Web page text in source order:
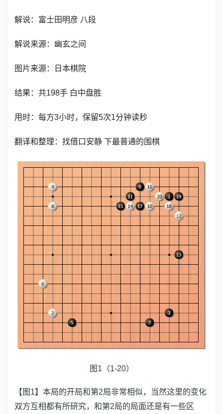
解说：富士田明彦 八段
解说来源：幽玄之间
图片来源：日本棋院
结果：共198手 白中盘胜
用时：每方3小时，保留5次1分钟读秒
翻译和整理：找借口安静 下最普通的围棋
图1（1-20）
【图1】本局的开局和第2局非常相似，当然这里的变化
双方互相都有所研究，和第2局的局面还是有一些区